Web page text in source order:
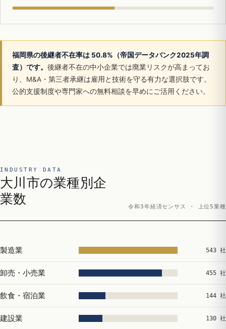
福岡県の後継者不在率は 50.8%（帝国データバンク2025年調
査）です。 後継者不在の中小企業では廃業リスクが高まってお
り、M&A・第三者承継は雇用と技術を守る有力な選択肢です。
公的支援制度や専門家への無料相談を早めにご活用ください。
INDUSTRY DATA
大川市の業種別企
業数
令和3年経済センサス · 上位5業種
製造業 543 社
卸売・小売業 455 社
飲食・宿泊業 144 社
建設業 130 社